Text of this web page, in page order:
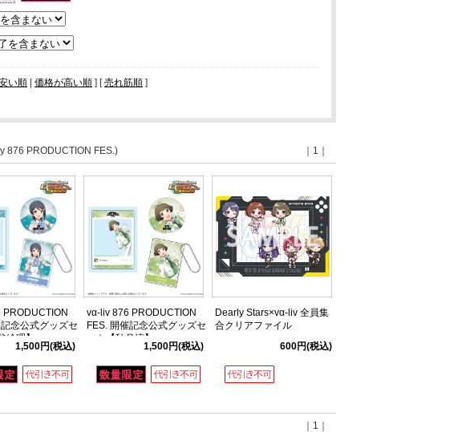
い順 価格が高い順 ] [売れ筋順 ]
｜1｜
876 PRODUCTION FES.)
念公式グッズセ
絵理】
1,500円(税込)
vα-liv 876 PRODUCTION
FES. 開催記念公式グッズセ
ット【秋月涼】
1,500円(税込)
Dearly Stars×vα-liv 全員集
合クリアファイル
600円(税込)
｜1｜